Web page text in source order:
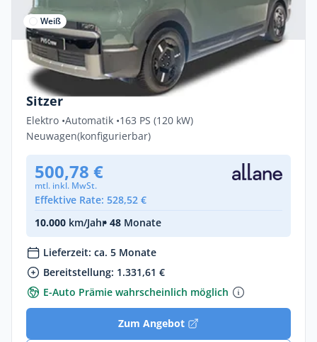
Weiß
Privat & Gewerbe
Kia PV5 Passenger ELITE 71,2 kWh Elite 5-
Sitzer
Elektro •Automatik •163 PS (120 kW)
Neuwagen(konfigurierbar)
500,78 €
mtl. inkl. MwSt.
Effektive Rate: 528,52 €
10.000 km/Jahr• 48 Monate
Lieferzeit: ca. 5 Monate
Bereitstellung: 1.331,61 €
E-Auto Prämie wahrscheinlich möglich
Zum Angebot